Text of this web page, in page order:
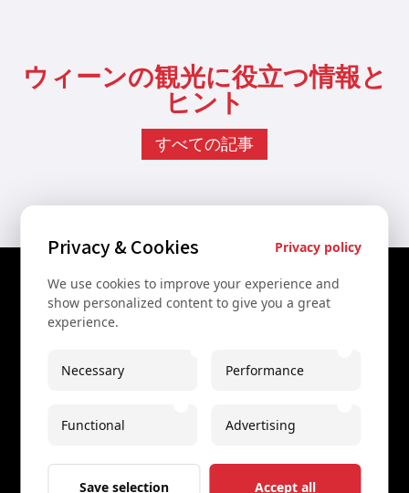
ウィーンの観光に役立つ情報と
ヒント
すべての記事
お問い合わせ
+43 67761612322
Spaces Icon Tower
法的情報
Privacy & Cookies Privacy policy
We use cookies to improve your experience and
show personalized content to give you a great
experience.
Necessary Performance
Functional Advertising
Save selection Accept all